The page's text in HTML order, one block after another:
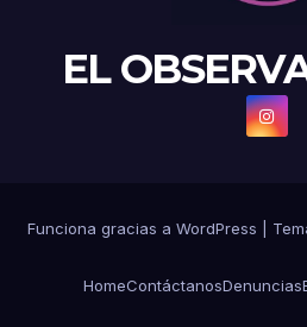
EL
Funciona gracias a WordPress
HomeContáctanosDenuncias